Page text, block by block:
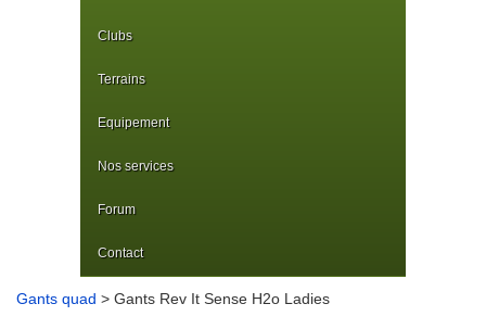
Clubs
Terrains
Equipement
Nos services
Forum
Contact
Gants quad > Gants Rev It Sense H2o Ladies